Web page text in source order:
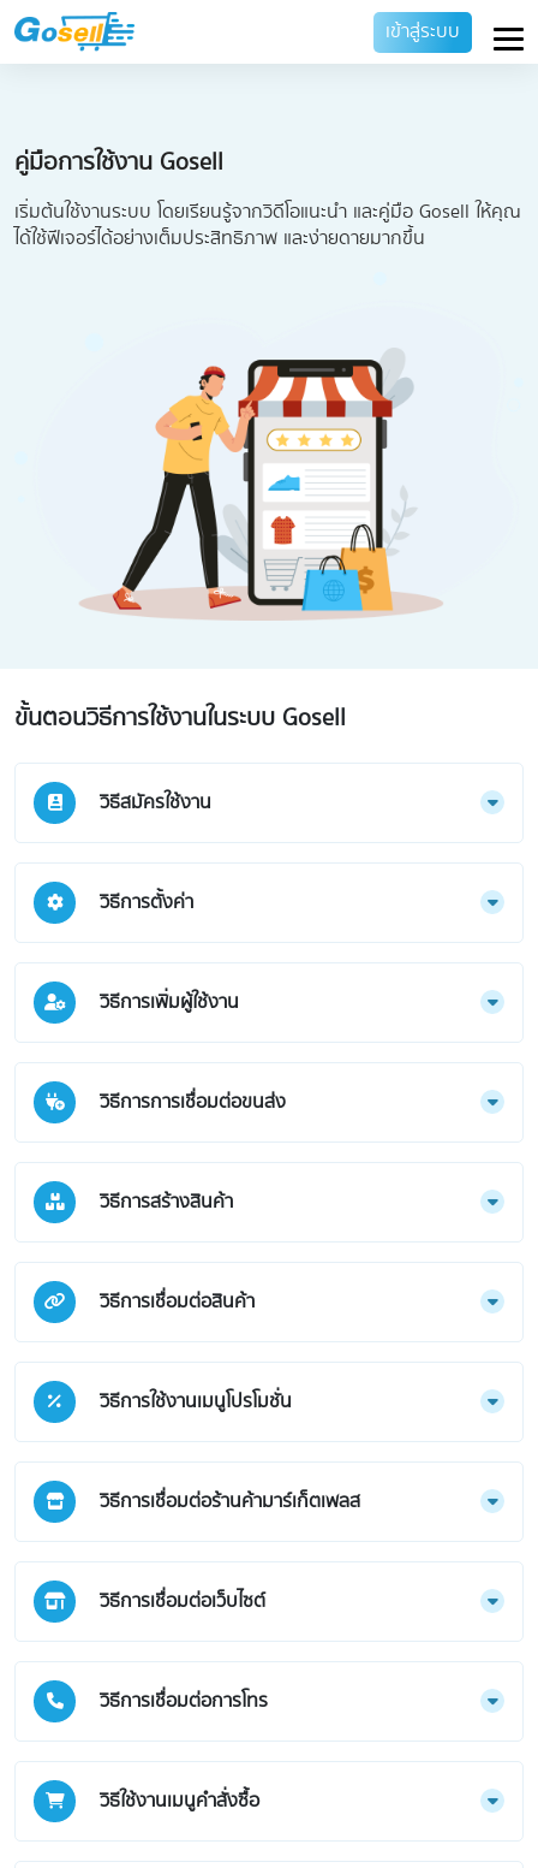
เข้าสู่ระบบ
คู่มือการใช้งาน Gosell
เริ่มต้นใช้งานระบบ โดยเรียนรู้จากวิดีโอแนะนำ และคู่มือ Gosell ให้คุณ
ได้ใช้ฟีเจอร์ได้อย่างเต็มประสิทธิภาพ และง่ายดายมากขึ้น
ขั้นตอนวิธีการใช้งานในระบบ Gosell
วิธีสมัครใช้งาน
วิธีการตั้งค่า
วิธีการเพิ่มผู้ใช้งาน
วิธีการการเชื่อมต่อขนส่ง
วิธีการสร้างสินค้า
วิธีการเชื่อมต่อสินค้า
วิธีการใช้งานเมนูโปรโมชั่น
วิธีการเชื่อมต่อร้านค้ามาร์เก็ตเพลส
วิธีการเชื่อมต่อเว็บไซต์
วิธีการเชื่อมต่อการโทร
วิธีใช้งานเมนูคำสั่งซื้อ